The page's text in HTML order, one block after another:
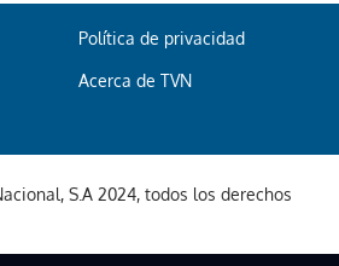
Política de privacidad
Acerca de TVN
S.A 2024, todos los derechos